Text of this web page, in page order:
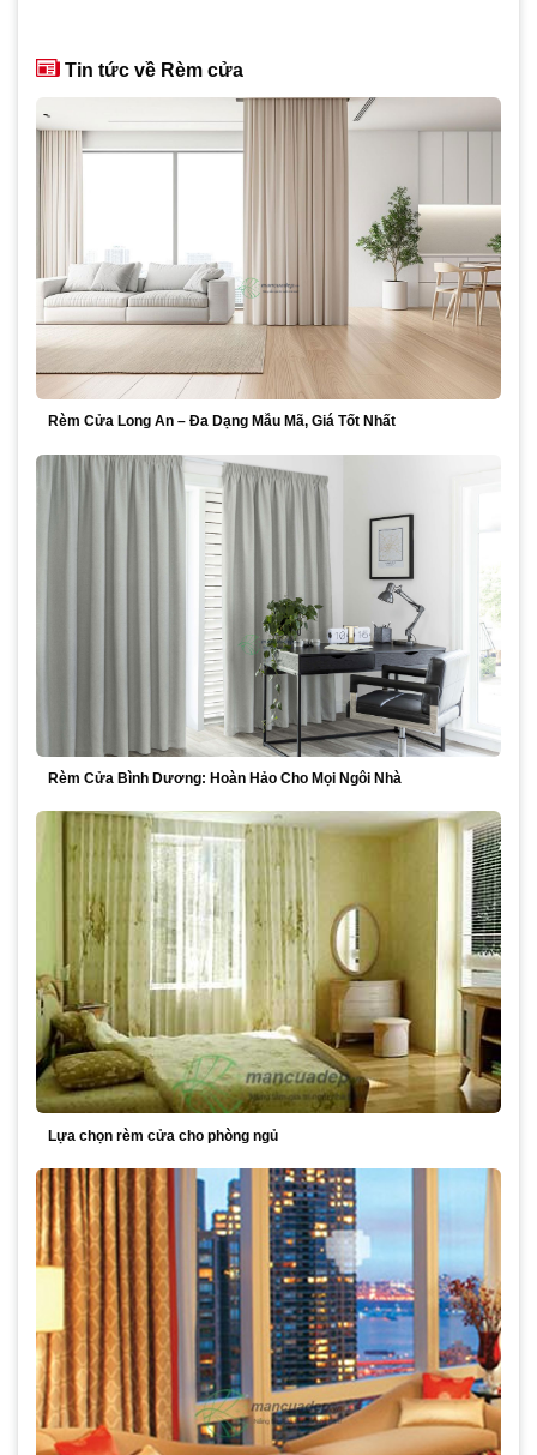
Tin tức về Rèm cửa
Rèm Cửa Long An – Đa Dạng Mẫu Mã, Giá Tốt Nhất
Rèm Cửa Bình Dương: Hoàn Hảo Cho Mọi Ngôi Nhà
Lựa chọn rèm cửa cho phòng ngủ